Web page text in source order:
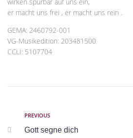
er macht uns frei , er macht uns rein .
GEMA: 2460792-001
VG-Musikedition: 203481500
CCLI: 5107704
PREVIOUS
Gott segne dich